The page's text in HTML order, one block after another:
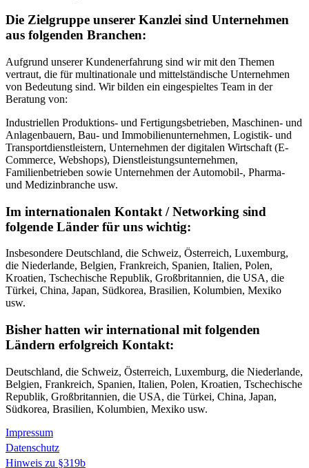
Die Zielgruppe unserer Kanzlei sind Unternehmen
aus folgenden Branchen:
Aufgrund unserer Kundenerfahrung sind wir mit den Themen
vertraut, die für multinationale und mittelständische Unternehmen
von Bedeutung sind. Wir bilden ein eingespieltes Team in der
Beratung von:
Industriellen Produktions- und Fertigungsbetrieben, Maschinen- und
Anlagenbauern, Bau- und Immobilienunternehmen, Logistik- und
Transportdienstleistern, Unternehmen der digitalen Wirtschaft (E-
Commerce, Webshops), Dienstleistungsunternehmen,
Familienbetrieben sowie Unternehmen der Automobil-, Pharma-
und Medizinbranche usw.
Im internationalen Kontakt / Networking sind
folgende Länder für uns wichtig:
Insbesondere Deutschland, die Schweiz, Österreich, Luxemburg,
die Niederlande, Belgien, Frankreich, Spanien, Italien, Polen,
Kroatien, Tschechische Republik, Großbritannien, die USA, die
Türkei, China, Japan, Südkorea, Brasilien, Kolumbien, Mexiko
usw.
Bisher hatten wir international mit folgenden
Ländern erfolgreich Kontakt:
Deutschland, die Schweiz, Österreich, Luxemburg, die Niederlande,
Belgien, Frankreich, Spanien, Italien, Polen, Kroatien, Tschechische
Republik, Großbritannien, die USA, die Türkei, China, Japan,
Südkorea, Brasilien, Kolumbien, Mexiko usw.
Impressum
Datenschutz
Hinweis zu §319b